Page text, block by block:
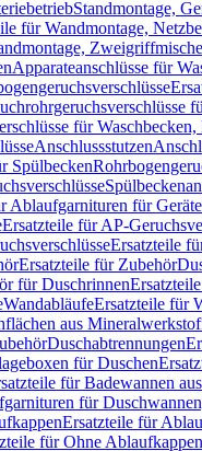
Standmontage,
für Wandmontage,
Apparateanschlüsse für
für
Anschlussstutzen
Spülbecken
Ablaufgarnituren für Geräte
Ersatzteile für AP-
Ersatzteile
Ersatzteile für Zubehör
für Duschrinnen
WandabläufeErsatzteile für
aus
Duschabtrennungen
für Duschen
für Badewannen
für
Ersatzteile für
für Ohne Ablaufkappen